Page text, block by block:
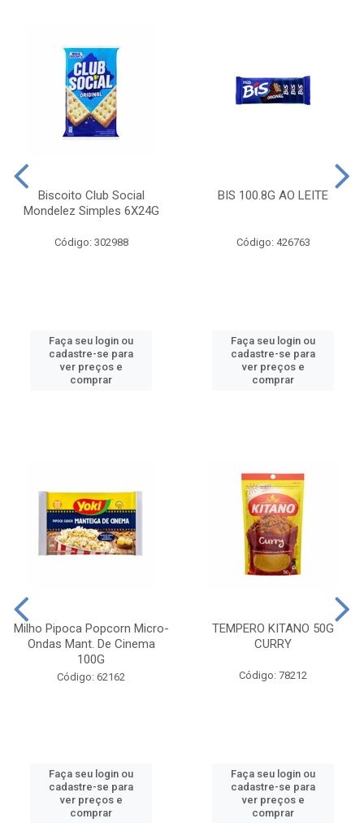
Biscoito Club Social
Mondelez Simples 6X24G
Código: 302988
Faça seu login ou
cadastre-se para
ver preços e
comprar
BIS 100.8G AO LEITE
Código: 426763
Faça seu login ou
cadastre-se para
ver preços e
comprar
Milho Pipoca Popcorn Micro-
Ondas Mant. De Cinema
100G
Código: 62162
Faça seu login ou
cadastre-se para
ver preços e
comprar
TEMPERO KITANO 50G
CURRY
Código: 78212
Faça seu login ou
cadastre-se para
ver preços e
comprar